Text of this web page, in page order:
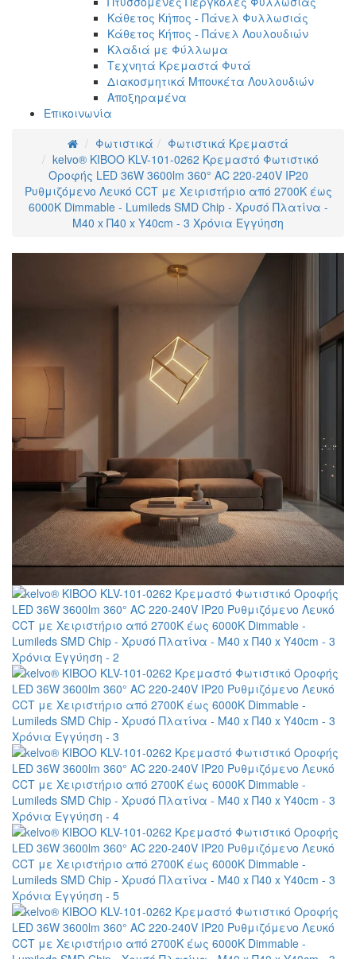
Κάθετος Κήπος - Πάνελ Φυλλωσιάς
Κάθετος Κήπος - Πάνελ Λουλουδιών
Κλαδιά με Φύλλωμα
Τεχνητά Κρεμαστά Φυτά
Διακοσμητικά Μπουκέτα Λουλουδιών
Αποξηραμένα
Επικοινωνία
Φωτιστικά
Φωτιστικά Κρεμαστά
kelvo® KIBOO KLV-101-0262 Κρεμαστό Φωτιστικό
Οροφής LED 36W 3600lm 360° AC 220-240V IP20
Ρυθμιζόμενο Λευκό CCT με Χειριστήριο από 2700K έως
6000K Dimmable - Lumileds SMD Chip - Χρυσό Πλατίνα -
Μ40 x Π40 x Υ40cm - 3 Χρόνια Εγγύηση